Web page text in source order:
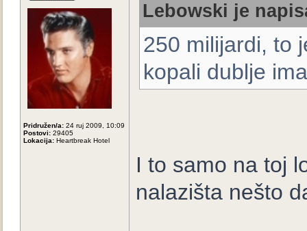
Pridružen/a: 24 ruj 2009, 10:09
Postovi: 29405
Lokacija: Heartbreak Hotel
Lebowski je
250 milijardi, to
kopali dublje
I to samo na toj
nalazišta nešto